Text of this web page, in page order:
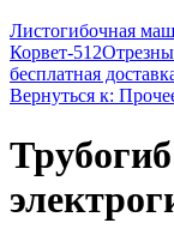
Листогибочная
Корвет-512
бесплатная
Вернуться к:
Трубогиб